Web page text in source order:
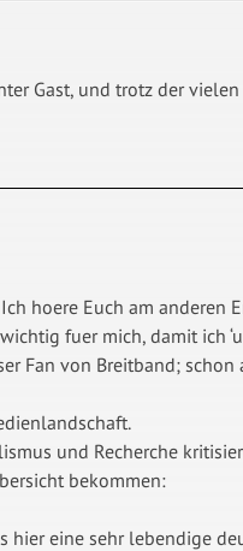
Gast, und trotz der
hoere Euch am anderen
fuer mich, damit ich
Fan von Breitband; schon
und Recherche
bekommen:
hier eine sehr lebendige